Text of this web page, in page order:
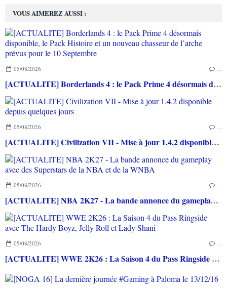
VOUS AIMEREZ AUSSI :
05/08/2026 …
[ACTUALITE] Borderlands 4 : le Pack Prime 4 désormais disponible, le Pack Histoire et un nouveau chasseur de l’arche prévus pour le 10 Septembre
05/08/2026 …
[ACTUALITE] Civilization VII - Mise à jour 1.4.2 disponible depuis quelques jours
05/08/2026 …
[ACTUALITE] NBA 2K27 - La bande annonce du gameplay avec des Superstars de la NBA et de la WNBA
05/08/2026 …
[ACTUALITE] WWE 2K26 : La Saison 4 du Pass Ringside avec The Hardy Boyz, Jelly Roll et Lady Shani